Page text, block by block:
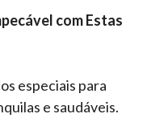
com Estas
especiais para
e saudáveis.